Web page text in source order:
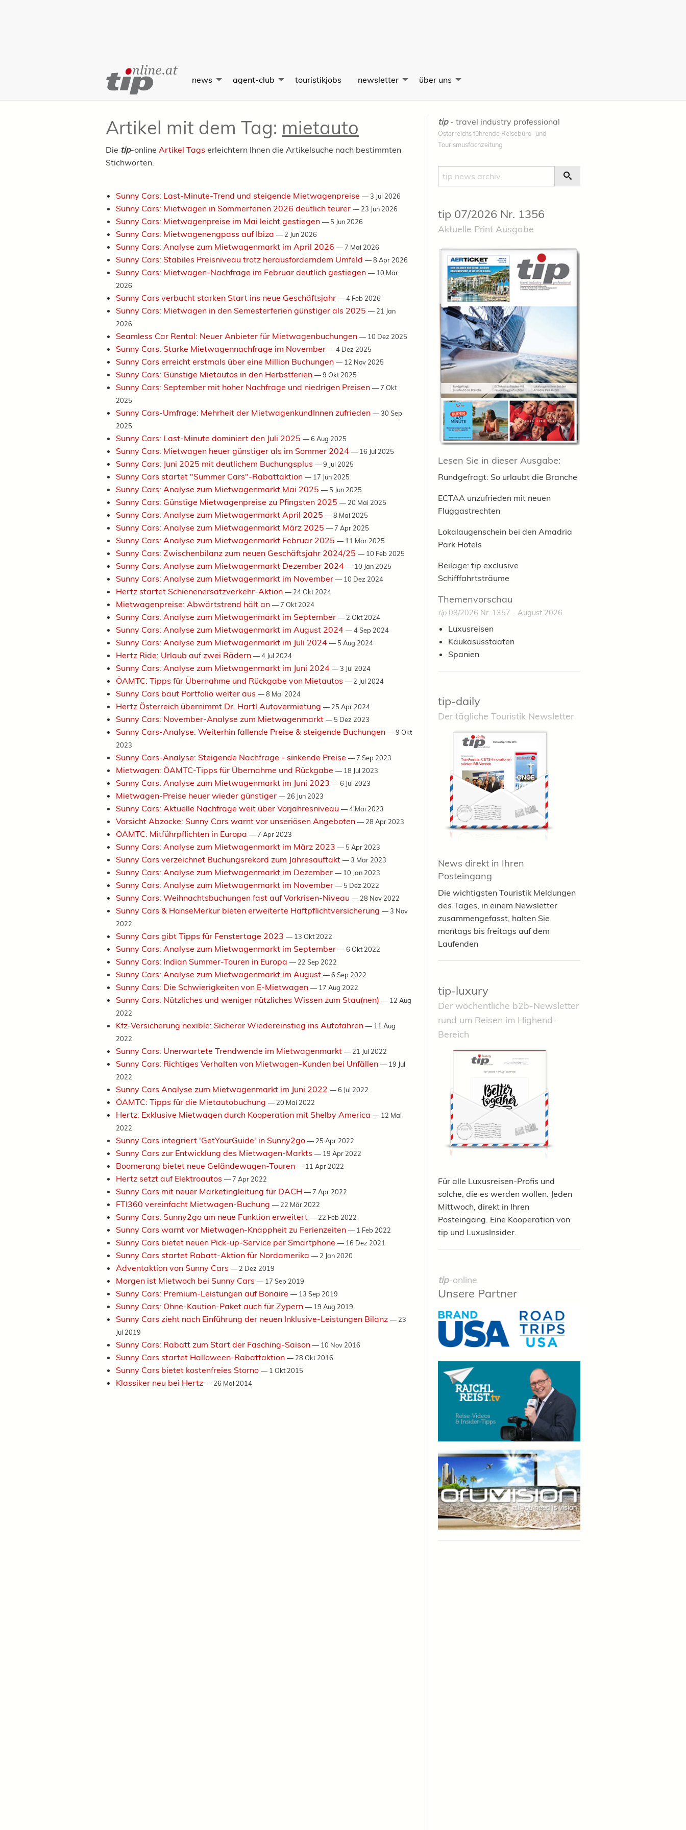
Content
news agent-club touristikjobs newsletter über uns
Artikel mit dem Tag: mietauto
Die tip-online Artikel Tags erleichtern Ihnen die Artikelsuche nach bestimmten
Stichworten.
Sunny Cars: Last-Minute-Trend und steigende Mietwagenpreise —3 Jul 2026
Sunny Cars: Mietwagen in Sommerferien 2026 deutlich teurer — 23 Jun 2026
Sunny Cars: Mietwagenpreise im Mai leicht gestiegen — 5 Jun 2026
Sunny Cars: Mietwagenengpass auf Ibiza — 2 Jun 2026
Sunny Cars: Analyse zum Mietwagenmarkt im April 2026 —7 Mai 2026
Sunny Cars: Stabiles Preisniveau trotz herausforderndem Umfeld —8 Apr 2026
Sunny Cars: Mietwagen-Nachfrage im Februar deutlich gestiegen — 10 Mär
2026
Sunny Cars verbucht starken Start ins neue Geschäftsjahr —4 Feb 2026
Sunny Cars: Mietwagen in den Semesterferien günstiger als 2025 — 21 Jan
2026
Seamless Car Rental: Neuer Anbieter für Mietwagenbuchungen — 10 Dez 2025
Sunny Cars: Starke Mietwagennachfrage im November —4 Dez 2025
Sunny Cars erreicht erstmals über eine Million Buchungen — 12 Nov 2025
Sunny Cars: Günstige Mietautos in den Herbstferien —9 Okt 2025
Sunny Cars: September mit hoher Nachfrage und niedrigen Preisen —7 Okt
2025
Sunny Cars-Umfrage: Mehrheit der MietwagenkundInnen zufrieden —30 Sep
2025
Sunny Cars: Last-Minute dominiert den Juli 2025 —6 Aug 2025
Sunny Cars: Mietwagen heuer günstiger als im Sommer 2024 — 16 Jul 2025
Sunny Cars: Juni 2025 mit deutlichem Buchungsplus —9 Jul 2025
Sunny Cars startet "Summer Cars"-Rabattaktion — 17 Jun 2025
Sunny Cars: Analyse zum Mietwagenmarkt Mai 2025 — 5 Jun 2025
Sunny Cars: Günstige Mietwagenpreise zu Pfingsten 2025 — 20 Mai 2025
Sunny Cars: Analyse zum Mietwagenmarkt April 2025 —8 Mai 2025
Sunny Cars: Analyse zum Mietwagenmarkt März 2025 —7 Apr 2025
Sunny Cars: Analyse zum Mietwagenmarkt Februar 2025 — 11 Mär 2025
Sunny Cars: Zwischenbilanz zum neuen Geschäftsjahr 2024/25 — 10 Feb 2025
Sunny Cars: Analyse zum Mietwagenmarkt Dezember 2024 — 10 Jan 2025
Sunny Cars: Analyse zum Mietwagenmarkt im November — 10 Dez 2024
Hertz startet Schienenersatzverkehr-Aktion — 24 Okt 2024
Mietwagenpreise: Abwärtstrend hält an —7 Okt 2024
Sunny Cars: Analyse zum Mietwagenmarkt im September — 2 Okt 2024
Sunny Cars: Analyse zum Mietwagenmarkt im August 2024 —4 Sep 2024
Sunny Cars: Analyse zum Mietwagenmarkt im Juli 2024 — 5 Aug 2024
Hertz Ride: Urlaub auf zwei Rädern —4 Jul 2024
Sunny Cars: Analyse zum Mietwagenmarkt im Juni 2024 —3 Jul 2024
ÖAMTC: Tipps für Übernahme und Rückgabe von Mietautos — 2 Jul 2024
Sunny Cars baut Portfolio weiter aus —8 Mai 2024
Hertz Österreich übernimmt Dr. Hartl Autovermietung — 25 Apr 2024
Sunny Cars: November-Analyse zum Mietwagenmarkt — 5 Dez 2023
Sunny Cars-Analyse: Weiterhin fallende Preise & steigende Buchungen —9 Okt
2023
Sunny Cars-Analyse: Steigende Nachfrage - sinkende Preise —7 Sep 2023
Mietwagen: ÖAMTC-Tipps für Übernahme und Rückgabe — 18 Jul 2023
Sunny Cars: Analyse zum Mietwagenmarkt im Juni 2023 —6 Jul 2023
Mietwagen-Preise heuer wieder günstiger — 26 Jun 2023
Sunny Cars: Aktuelle Nachfrage weit über Vorjahresniveau —4 Mai 2023
Vorsicht Abzocke: Sunny Cars warnt vor unseriösen Angeboten — 28 Apr 2023
ÖAMTC: Mitführpflichten in Europa —7 Apr 2023
Sunny Cars: Analyse zum Mietwagenmarkt im März 2023 — 5 Apr 2023
Sunny Cars verzeichnet Buchungsrekord zum Jahresauftakt —3 Mär 2023
Sunny Cars: Analyse zum Mietwagenmarkt im Dezember — 10 Jan 2023
Sunny Cars: Analyse zum Mietwagenmarkt im November — 5 Dez 2022
Sunny Cars: Weihnachtsbuchungen fast auf Vorkrisen-Niveau — 28 Nov 2022
Sunny Cars & HanseMerkur bieten erweiterte Haftpflichtversicherung —3 Nov
2022
Sunny Cars gibt Tipps für Fenstertage 2023 — 13 Okt 2022
Sunny Cars: Analyse zum Mietwagenmarkt im September —6 Okt 2022
Sunny Cars: Indian Summer-Touren in Europa — 22 Sep 2022
Sunny Cars: Analyse zum Mietwagenmarkt im August —6 Sep 2022
Sunny Cars: Die Schwierigkeiten von E-Mietwagen — 17 Aug 2022
Sunny Cars: Nützliches und weniger nützliches Wissen zum Stau(nen) — 12 Aug
2022
Kfz-Versicherung nexible: Sicherer Wiedereinstieg ins Autofahren — 11 Aug
2022
Sunny Cars: Unerwartete Trendwende im Mietwagenmarkt — 21 Jul 2022
Sunny Cars: Richtiges Verhalten von Mietwagen-Kunden bei Unfällen — 19 Jul
2022
Sunny Cars Analyse zum Mietwagenmarkt im Juni 2022 —6 Jul 2022
ÖAMTC: Tipps für die Mietautobuchung — 20 Mai 2022
Hertz: Exklusive Mietwagen durch Kooperation mit Shelby America — 12 Mai
2022
Sunny Cars integriert 'GetYourGuide' in Sunny2go — 25 Apr 2022
Sunny Cars zur Entwicklung des Mietwagen-Markts — 19 Apr 2022
Boomerang bietet neue Geländewagen-Touren — 11 Apr 2022
Hertz setzt auf Elektroautos —7 Apr 2022
Sunny Cars mit neuer Marketingleitung für DACH —7 Apr 2022
FTI360 vereinfacht Mietwagen-Buchung — 22 Mär 2022
Sunny Cars: Sunny2go um neue Funktion erweitert — 22 Feb 2022
Sunny Cars warnt vor Mietwagen-Knappheit zu Ferienzeiten — 1 Feb 2022
Sunny Cars bietet neuen Pick-up-Service per Smartphone — 16 Dez 2021
Sunny Cars startet Rabatt-Aktion für Nordamerika — 2 Jan 2020
Adventaktion von Sunny Cars — 2 Dez 2019
Morgen ist Mietwoch bei Sunny Cars — 17 Sep 2019
Sunny Cars: Premium-Leistungen auf Bonaire — 13 Sep 2019
Sunny Cars: Ohne-Kaution-Paket auch für Zypern — 19 Aug 2019
Sunny Cars zieht nach Einführung der neuen Inklusive-Leistungen Bilanz — 23
Jul 2019
Sunny Cars: Rabatt zum Start der Fasching-Saison — 10 Nov 2016
Sunny Cars startet Halloween-Rabattaktion — 28 Okt 2016
Sunny Cars bietet kostenfreies Storno — 1 Okt 2015
Klassiker neu bei Hertz — 26 Mai 2014
tip- travel industry professional
Österreichs führende Reisebüro- und
Tourismusfachzeitung
Suche
tip 07/2026 Nr. 1356
Aktuelle Print Ausgabe
Lesen Sie in dieser Ausgabe:
Rundgefragt: So urlaubt die Branche
ECTAA unzufrieden mit neuen
Fluggastrechten
Lokalaugenschein bei den Amadria
Park Hotels
Beilage: tip exclusive
Schifffahrtsträume
Themenvorschau
tip 08/2026 Nr. 1357 - August 2026
Luxusreisen
Kaukasusstaaten
Spanien
tip-daily
Der tägliche Touristik Newsletter
News direkt in Ihren
Posteingang
Die wichtigsten Touristik Meldungen
des Tages, in einem Newsletter
zusammengefasst, halten Sie
montags bis freitags auf dem
Laufenden
tip-luxury
Der wöchentliche b2b-Newsletter
rund um Reisen im Highend-
Bereich
Für alle Luxusreisen-Profis und
solche, die es werden wollen. Jeden
Mittwoch, direkt in Ihren
Posteingang. Eine Kooperation von
tip und LuxusInsider.
tip-online
Unsere Partner